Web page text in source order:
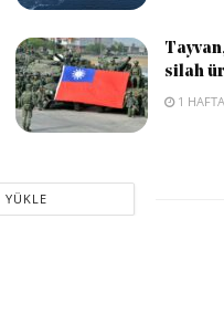
silah
1
YÜKLE